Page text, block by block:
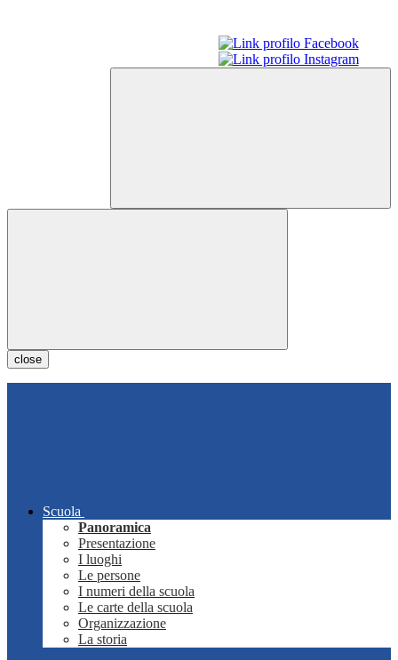
close
Scuola
Panoramica
Presentazione
I luoghi
Le persone
I numeri della scuola
Le carte della scuola
Organizzazione
La storia